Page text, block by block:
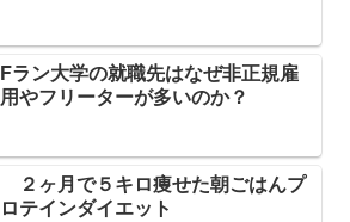
Fラン大学の就職先はなぜ非正規雇
用やフリーターが多いのか？
２ヶ月で５キロ痩せた朝ごはんプ
ロテインダイエット